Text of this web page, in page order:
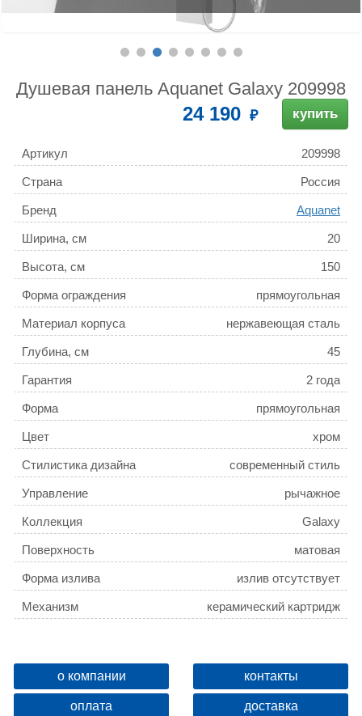
Душевая панель Aquanet Galaxy 209998
24 190 купить
Артикул 209998
Страна Россия
Бренд Aquanet
Ширина, см 20
Высота, см 150
Форма ограждения прямоугольная
Материал корпуса нержавеющая сталь
Глубина, см 45
Гарантия 2 года
Форма прямоугольная
Цвет хром
Стилистика дизайна современный стиль
Управление рычажное
Коллекция Galaxy
Поверхность матовая
Форма излива излив отсутствует
Механизм керамический картридж
Защита от обратного потока
есть
о компании
контакты
оплата доставка